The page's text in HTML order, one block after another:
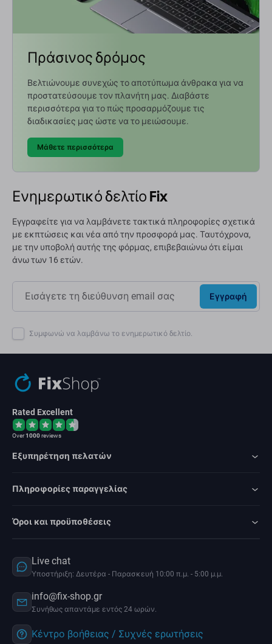
Πράσινος δρόμος
Βελτιώνουμε συνεχώς το αποτύπωμα άνθρακα για να
προστατεύσουμε τον πλανήτη μας. Διαβάστε
περισσότερα για το πώς προσαρμόζουμε τις
διαδικασίες μας ώστε να το μειώσουμε.
Μάθετε περισσότερα
Ενημερωτικό δελτίο Fix
Εγγραφείτε για να λαμβάνετε τακτικά πληροφορίες σχετικά
με εκπτώσεις και νέα από την προσφορά μας. Ταυτόχρονα,
με την υποβολή αυτής της φόρμας, επιβεβαιώνω ότι είμαι
άνω των 16 ετών.
Εγγραφή
Συμφωνώ να λαμβάνω το ενημερωτικό δελτίο.
Rated Excellent
Over1000reviews
Εξυπηρέτηση πελατών
Πληροφορίες παραγγελίας
Όροι και προϋποθέσεις
Live chat
Υποστήριξη: Δευτέρα - Παρασκευή 10:00 π.μ. - 5:00 μ.μ.
info@fix-shop.gr
Συνήθως απαντάμε εντός 24 ωρών.
Κέντρο βοήθειας / Συχνές ερωτήσεις